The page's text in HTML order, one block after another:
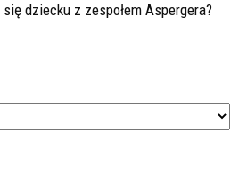
dziecku z zespołem Aspergera?